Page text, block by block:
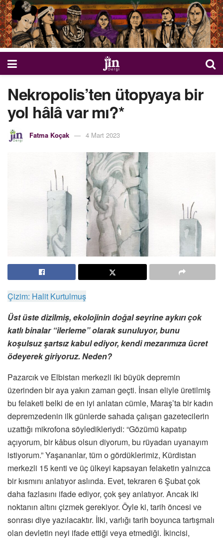
Nekropolis’ten ütopyaya bir
yol hâlâ var mı?*
Fatma Koçak 4 Mart 2023
Çizim: Halit Kurtulmuş
Üst üste dizilmiş, ekolojinin doğal seyrine aykırı çok
katlı binalar “ilerleme” olarak sunuluyor, bunu
koşulsuz şartsız kabul ediyor, kendi mezarımıza ücret
ödeyerek giriyoruz. Neden?
Pazarcık ve Elbistan merkezli iki büyük depremin
üzerinden bir aya yakın zaman geçti. İnsan eliyle üretilmiş
bu felaketi belki de en iyi anlatan cümle, Maraş’ta bir kadın
depremzedenin ilk günlerde sahada çalışan gazetecilerin
uzattığı mikrofona söyledikleriydi: “Gözümü kapatıp
açıyorum, bir kâbus olsun diyorum, bu rüyadan uyanayım
istiyorum.” Yaşananlar, tüm o gördüklerimiz, Kürdistan
merkezli 15 kenti ve üç ülkeyi kapsayan felaketin yalnızca
bir kısmını anlatıyor aslında. Evet, tekraren 6 Şubat çok
daha fazlasını ifade ediyor, çok şey anlatıyor. Ancak iki
noktanın altını çizmek gerekiyor. Öyle ki, tarih öncesi ve
sonrası diye yazılacaktır. İlki, varlığı tarih boyunca tartışmalı
olan devletin neyi ifade ettiği veya etmediği. İkincisi,